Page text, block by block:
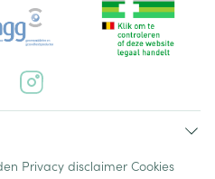
Privacy disclaimer Cookies